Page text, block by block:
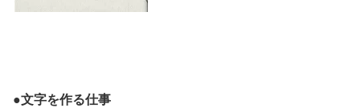
●文字を作る仕事